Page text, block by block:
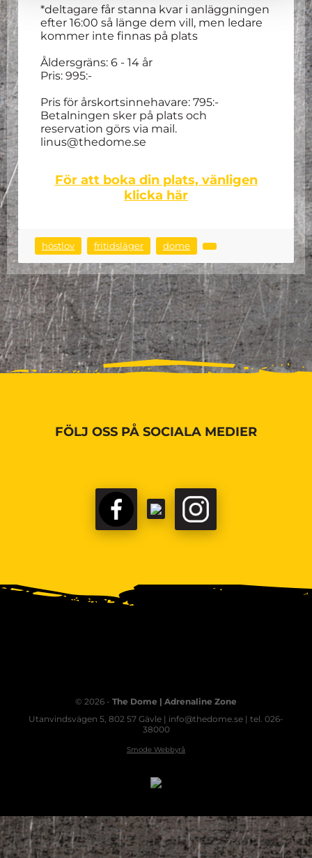
*deltagare får stanna kvar i anläggningen
efter 16:00 så länge dem vill, men ledare
kommer inte finnas på plats
Åldersgräns: 6 - 14 år
Pris: 995:-
Pris för årskortsinnehavare: 795:-
Betalningen sker på plats och
reservation görs via mail.
linus@thedome.se
För att boka din plats, vänligen
klicka här
höstlov fritidsläger dome
FÖLJ OSS PÅ SOCIALA MEDIER
© 2026 - The Dome | Adrenaline Zone
Utanvindsvägen 5, 802 57 Gävle | info@thedome.se | tel. 026-
38000
Smode Webbyrå